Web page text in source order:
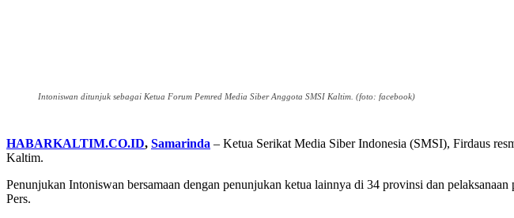
Intoniswan ditunjuk sebagai Ketua Forum Pemred Media Siber Anggota SMSI Kaltim. (foto: facebook)
HABARKALTIM.CO.ID, Samarinda – Ketua Serikat Media Siber Indonesia (SMSI), Firdaus
Kaltim.
Penunjukan Intoniswan bersamaan dengan penunjukan ketua lainnya di 34 provinsi dan
Pers.